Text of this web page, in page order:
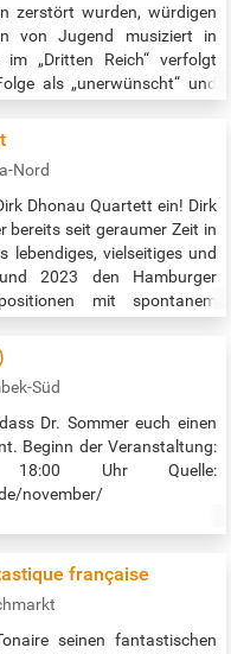
zerstört wurden, würdigen
von Jugend musiziert in
„Dritten Reich“ verfolgt
als „unerwünscht“ und
beleuchtet in einem
Nord
Dhonau Quartett ein! Dirk
bereits seit geraumer Zeit in
lebendiges, vielseitiges und
2023 den Hamburger
mit spontanem
in seiner Musik. Der
Süd
Dr. Sommer euch einen
Beginn der Veranstaltung:
Uhr Quelle:
november/
française
seinen fantastischen